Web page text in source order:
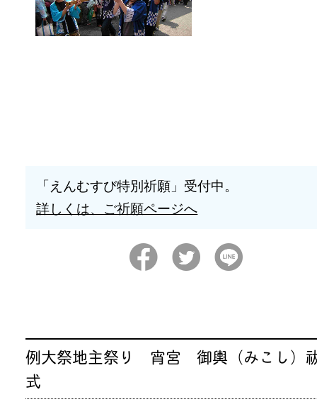
「えんむすび特別祈願」受付中。
詳しくは、ご祈願ページへ
例大祭地主祭り 宵宮 御輿（みこし）
式